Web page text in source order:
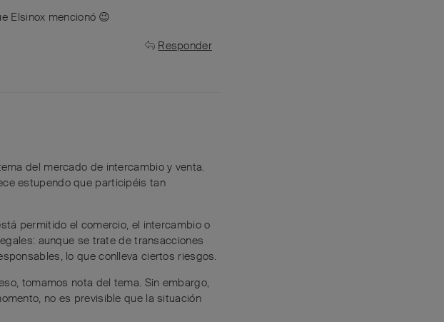
Elsinox mencionó 😉
Responder
del mercado de intercambio y venta.
estupendo que participéis tan
permitido el comercio, el intercambio o
aunque se trate de transacciones
lo que conlleva ciertos riesgos.
tomamos nota del tema. Sin embargo,
no es previsible que la situación